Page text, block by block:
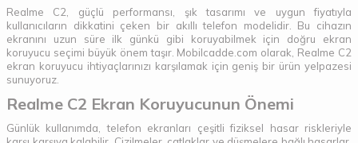
Realme C2, güçlü performansı, şık tasarımı ve uygun fiyatıyla
kullanıcıların dikkatini çeken bir akıllı telefon modelidir. Bu cihazın
ekranını uzun süre ilk günkü gibi koruyabilmek için doğru ekran
koruyucu seçimi büyük önem taşır. Mobilcadde.com olarak, Realme C2
ekran koruyucu ihtiyaçlarınızı karşılamak için geniş bir ürün yelpazesi
sunuyoruz.
Realme C2 Ekran Koruyucunun Önemi
Günlük kullanımda, telefon ekranları çeşitli fiziksel hasar riskleriyle